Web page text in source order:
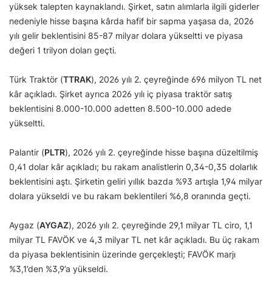
yüksek talepten kaynaklandı. Şirket, satın alımlarla ilgili giderler
nedeniyle hisse başına kârda hafif bir sapma yaşasa da, 2026
yılı gelir beklentisini 85-87 milyar dolara yükseltti ve piyasa
değeri 1 trilyon doları geçti.
Türk Traktör (TTRAK), 2026 yılı 2. çeyreğinde 696 milyon TL net
kâr açıkladı. Şirket ayrıca 2026 yılı iç piyasa traktör satış
beklentisini 8.000-10.000 adetten 8.500-10.000 adede
yükseltti.
Palantir (PLTR), 2026 yılı 2. çeyreğinde hisse başına düzeltilmiş
0,41 dolar kâr açıkladı; bu rakam analistlerin 0,34-0,35 dolarlık
beklentisini aştı. Şirketin geliri yıllık bazda %93 artışla 1,94 milyar
dolara yükseldi ve bu rakam beklentileri %6,8 oranında geçti.
Aygaz (AYGAZ), 2026 yılı 2. çeyreğinde 29,1 milyar TL ciro, 1,1
milyar TL FAVÖK ve 4,3 milyar TL net kâr açıkladı. Bu üç rakam
da piyasa beklentisinin üzerinde gerçekleşti; FAVÖK marjı
%3,1’den %3,9’a yükseldi.